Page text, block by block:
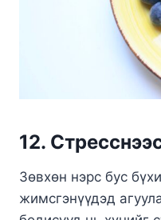
12.
Зөвхөн нэрс бус
жимсгэнүүдэд